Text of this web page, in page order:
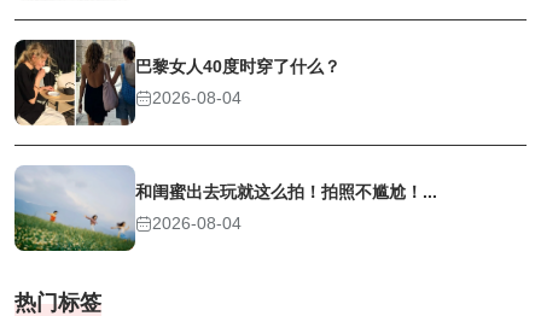
巴黎女人40度时穿了什么？
2026-08-04
和闺蜜出去玩就这么拍！拍照不尴尬！...
2026-08-04
热门标签